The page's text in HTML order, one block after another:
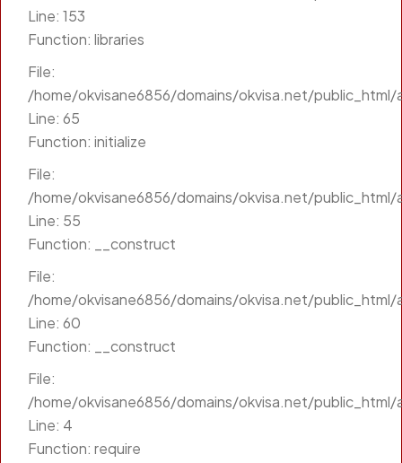
Line: 153
Function: libraries
File:
/home/okvisane6856/domains/okvisa.net/
Line: 65
Function: initialize
File:
/home/okvisane6856/domains/okvisa.net/
Line: 55
Function: __construct
File:
/home/okvisane6856/domains/okvisa.net/
Line: 60
Function: __construct
File:
/home/okvisane6856/domains/okvisa.net/
Line: 4
Function: require